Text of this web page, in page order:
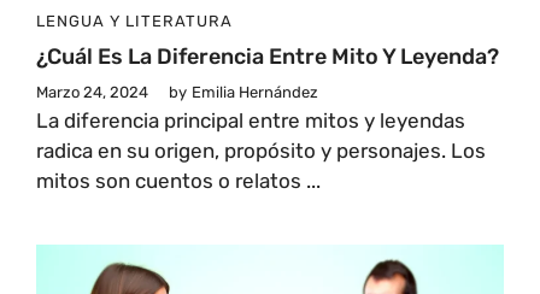
LENGUA Y LITERATURA
¿Cuál Es La Diferencia Entre Mito Y Leyenda?
Marzo 24, 2024 by Emilia Hernández
La diferencia principal entre mitos y leyendas
radica en su origen, propósito y personajes. Los
mitos son cuentos o relatos ...